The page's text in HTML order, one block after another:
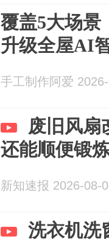
覆盖5大场景
升级全屋AI
手工制作阿爱
废旧风扇
还能顺便锻
新知速报 2026-08-
洗衣机洗